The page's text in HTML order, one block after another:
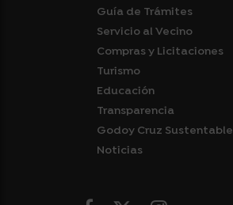
Guía de Trámites
Servicio al Vecino
Compras y Licitaciones
Turismo
Educación
Transparencia
Godoy Cruz Sustentable
Noticias